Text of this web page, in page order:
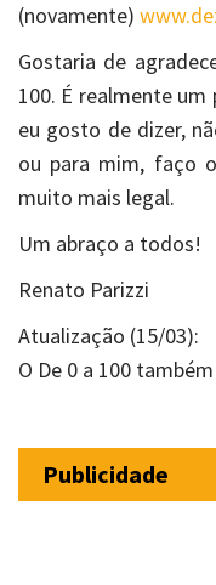
(novamente)
Gostaria de
100. É realmente
eu gosto de dizer,
ou para mim, faço
muito mais legal.
Um abraço a todos!
Renato Parizzi
Atualização (15/03):
O De 0 a 100
Publicidade